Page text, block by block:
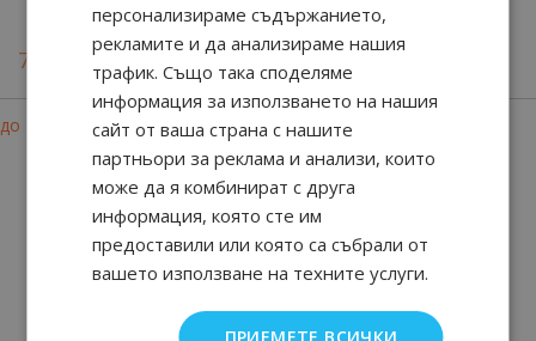
€ / 179.
79. € / 155.90 лв. от 135. 90€ / 265.
до до -41%
персонализираме съдържанието,
рекламите и да анализираме нашия
трафик. Също така споделяме
информация за използването на нашия
сайт от ваша страна с нашите
партньори за реклама и анализи, които
може да я комбинират с друга
информация, която сте им
предоставили или която са събрали от
вашето използване на техните услуги.
ПРИЕМЕТЕ ВСИЧКИ